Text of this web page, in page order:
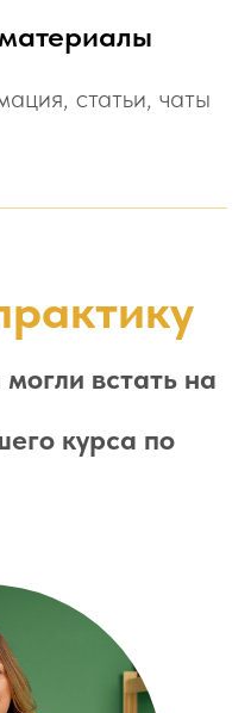
статьи, чаты
встать на
курса по